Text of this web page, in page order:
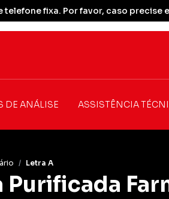
telefone fixa. Por favor, caso
DE ANÁLISE ASSISTÊNCIA
/ Letra A
Purificada